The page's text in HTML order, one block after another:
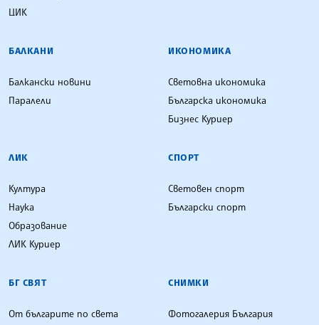
ЦИК
БАЛКАНИ
Балкански новини
Паралели
ИКОНОМИКА
Световна икономика
Българска икономика
Бизнес Куриер
ЛИК
Култура
Наука
Образование
ЛИК Куриер
СПОРТ
Световен спорт
Български спорт
БГ СВЯТ
От българите по света
СНИМКИ
Фотогалерия България